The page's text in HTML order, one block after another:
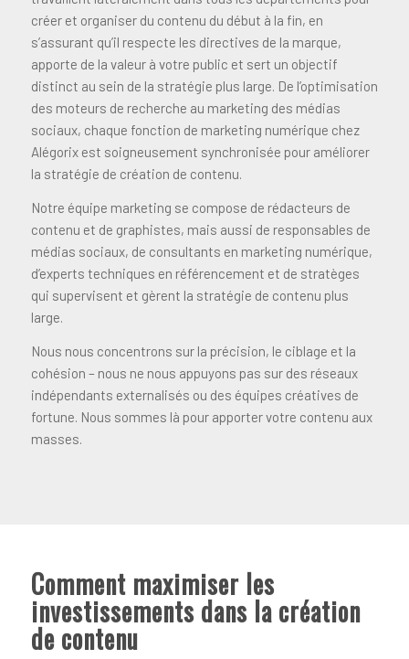
créer et organiser du contenu du début à la fin, en
s’assurant qu’il respecte les directives de la marque,
apporte de la valeur à votre public et sert un objectif
distinct au sein de la stratégie plus large. De l’optimisation
des moteurs de recherche au marketing des médias
sociaux, chaque fonction de marketing numérique chez
Alégorix est soigneusement synchronisée pour améliorer
la stratégie de création de contenu.
Notre équipe marketing se compose de rédacteurs de
contenu et de graphistes, mais aussi de responsables de
médias sociaux, de consultants en marketing numérique,
d’experts techniques en référencement et de stratèges
qui supervisent et gèrent la stratégie de contenu plus
large.
Nous nous concentrons sur la précision, le ciblage et la
cohésion – nous ne nous appuyons pas sur des réseaux
indépendants externalisés ou des équipes créatives de
fortune. Nous sommes là pour apporter votre contenu aux
masses.
Comment maximiser les
investissements dans la création
de contenu